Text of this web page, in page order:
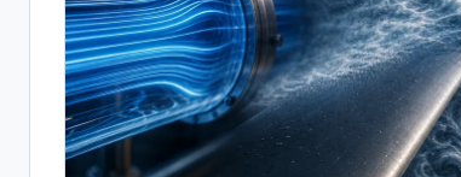
관련 문서
인용 및 각주